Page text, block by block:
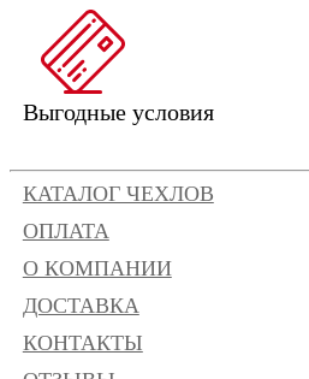
Выгодные условия
КАТАЛОГ ЧЕХЛОВ
ОПЛАТА
О КОМПАНИИ
ДОСТАВКА
КОНТАКТЫ